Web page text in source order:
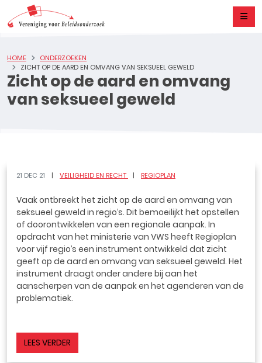
Zicht op de aard en omvang
van seksueel geweld
HOME
ONDERZOEKEN
ZICHT OP DE AARD EN OMVANG VAN SEKSUEEL GEWELD
21 DEC 21 VEILIGHEID EN RECHT REGIOPLAN
Vaak ontbreekt het zicht op de aard en omvang van
seksueel geweld in regio’s. Dit bemoeilijkt het opstellen
of doorontwikkelen van een regionale aanpak. In
opdracht van het ministerie van VWS heeft Regioplan
voor vijf regio’s een instrument ontwikkeld dat zicht
geeft op de aard en omvang van seksueel geweld. Het
instrument draagt onder andere bij aan het
aanscherpen van de aanpak en het agenderen van de
problematiek.
LEES VERDER